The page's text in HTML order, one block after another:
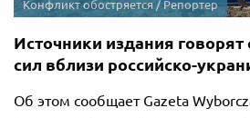
Конфликт обостряется / Репортер
Источники издания говорят
сил вблизи российско-
Об этом сообщает Gazeta